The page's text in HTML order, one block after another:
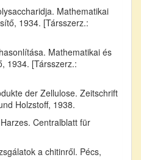
Mathematikai
1934. [Társszerz.:
Mathematikai és
1934. [Társszerz.:
der Zellulose. Zeitschrift
Holzstoff, 1938.
Centralblatt für
a chitinről. Pécs,